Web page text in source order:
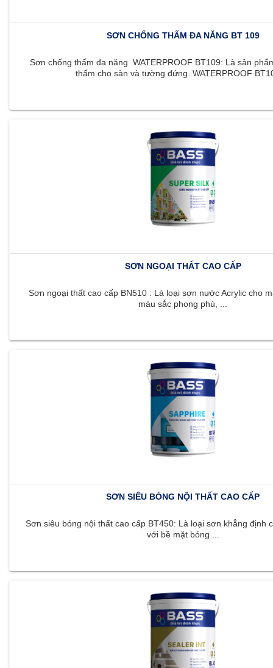
SƠN CHỐNG THẤM ĐA NĂNG BT 109
Sơn chống thấm đa năng WATERPROOF BT109: Là sản
thấm cho sàn và tường đứng. WATERPROOF
SƠN NGOẠI THẤT CAO CẤP
Sơn ngoại thất cao cấp BN510 : Là loại sơn nước Acrylic cho
màu sắc phong phú, ...
SƠN SIÊU BÓNG NỘI THẤT CAO CẤP
Sơn siêu bóng nội thất cao cấp BT450: Là loại sơn khẳng định
với bề mặt bóng ...